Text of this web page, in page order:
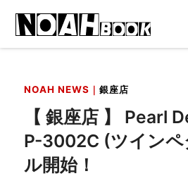
NOAH NEWS｜銀座店
【 銀座店 】 Pearl
P-3002C (ツイン
ル開始！